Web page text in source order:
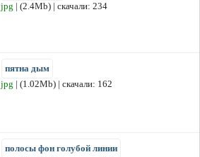
jpg | (2.4Mb) | скачали: 234
пятна дым
jpg | (1.02Mb) | скачали: 162
полосы фон голубой линии